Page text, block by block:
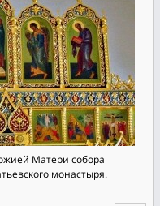
Матери собора
монастыря.